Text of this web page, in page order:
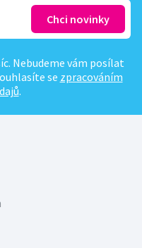
Nebudeme vám posílat
se zpracováním
.